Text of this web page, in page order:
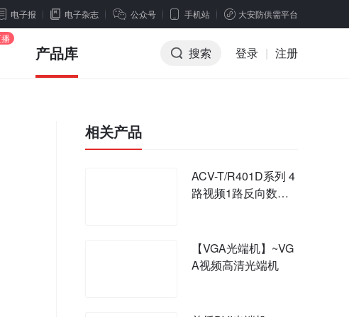
电子报 电子杂志 公众号 手机站 大安防供需平台
产品库 搜索 登录 | 注册
相关产品
ACV-T/R401D系列 4
路视频1路反向数据
【VGA光端机】~VG
A视频高清光端机